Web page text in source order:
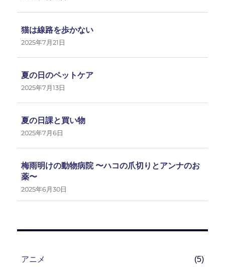
猫は線路を歩かない
2025年7月21日
夏の日のペットケア
2025年7月13日
夏の日課と買い物
2025年7月6日
梅雨明けの動物病院 〜ハコの爪切りとアンナのお
薬〜
2025年6月30日
アニメ (5)